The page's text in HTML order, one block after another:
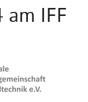
am IFF